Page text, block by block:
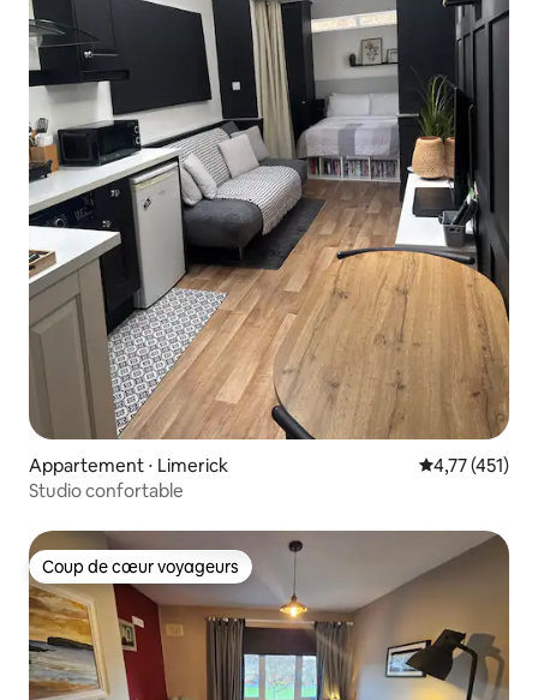
Appartement ⋅ Limerick Évaluation
4,77 (451)
Studio confortable
Coup de cœur voyageurs
Coup de cœur voyageurs